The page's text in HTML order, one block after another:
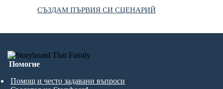
СЪЗДАМ ПЪРВИЯ СИ СЦЕНАРИЙ
Помогне
Помощ и често задавани въпроси